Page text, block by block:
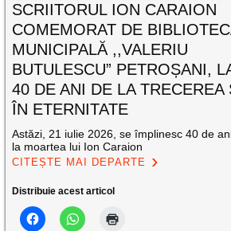
SCRIITORUL ION CARAION
COMEMORAT DE
MUNICIPALĂ ,,VALERIU
BUTULESCU” PETROȘANI,
40 DE ANI DE LA TRECEREA
ÎN ETERNITATE
Astăzi, 21 iulie 2026, se împlinesc 40 de
la moartea lui Ion Caraion
CITEȘTE MAI DEPARTE
Distribuie acest articol